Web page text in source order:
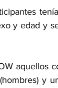
y edad y
aquellos
y